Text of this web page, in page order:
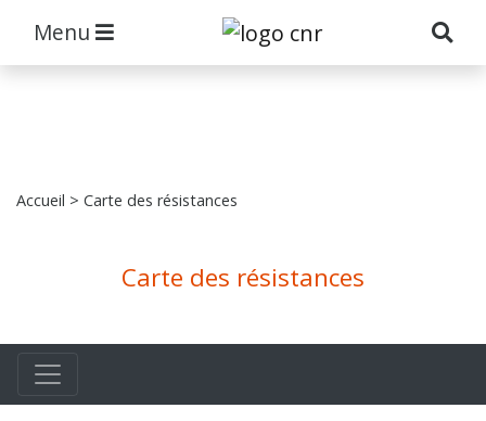
Menu
Accueil > Carte des résistances
Carte des résistances